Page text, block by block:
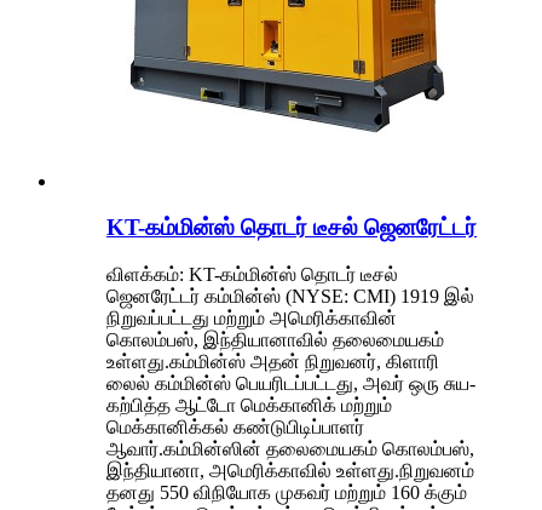
KT-கம்மின்ஸ் தொடர் டீசல் ஜெனரேட்டர்
விளக்கம்: KT-கம்மின்ஸ் தொடர் டீசல்
ஜெனரேட்டர் கம்மின்ஸ் (NYSE: CMI) 1919 இல்
நிறுவப்பட்டது மற்றும் அமெரிக்காவின்
கொலம்பஸ், இந்தியானாவில் தலைமையகம்
உள்ளது.கம்மின்ஸ் அதன் நிறுவனர், கிளாரி
லைல் கம்மின்ஸ் பெயரிடப்பட்டது, அவர் ஒரு சுய-
கற்பித்த ஆட்டோ மெக்கானிக் மற்றும்
மெக்கானிக்கல் கண்டுபிடிப்பாளர்
ஆவார்.கம்மின்ஸின் தலைமையகம் கொலம்பஸ்,
இந்தியானா, அமெரிக்காவில் உள்ளது.நிறுவனம்
தனது 550 விநியோக முகவர் மற்றும் 160 க்கும்